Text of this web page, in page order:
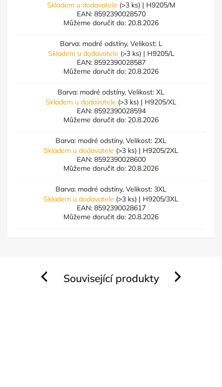
Skladem u dodavatele (>3 ks) | H9205/M
EAN: 8592390028570
Můžeme doručit do: 20.8.2026
Barva: modré odstíny, Velikost: L
Skladem u dodavatele (>3 ks) | H9205/L
EAN: 8592390028587
Můžeme doručit do: 20.8.2026
Barva: modré odstíny, Velikost: XL
Skladem u dodavatele (>3 ks) | H9205/XL
EAN: 8592390028594
Můžeme doručit do: 20.8.2026
Barva: modré odstíny, Velikost: 2XL
Skladem u dodavatele (>3 ks) | H9205/2XL
EAN: 8592390028600
Můžeme doručit do: 20.8.2026
Barva: modré odstíny, Velikost: 3XL
Skladem u dodavatele (>3 ks) | H9205/3XL
EAN: 8592390028617
Můžeme doručit do: 20.8.2026
Související produkty
Previous Next